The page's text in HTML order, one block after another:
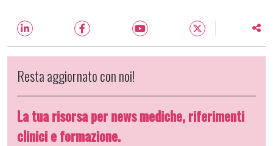
Resta aggiornato con noi!
La tua risorsa per news mediche, riferimenti
clinici e formazione.